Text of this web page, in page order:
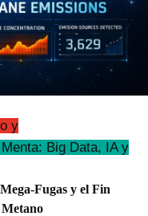
y
Big Data, IA y
Fugas y el Fin